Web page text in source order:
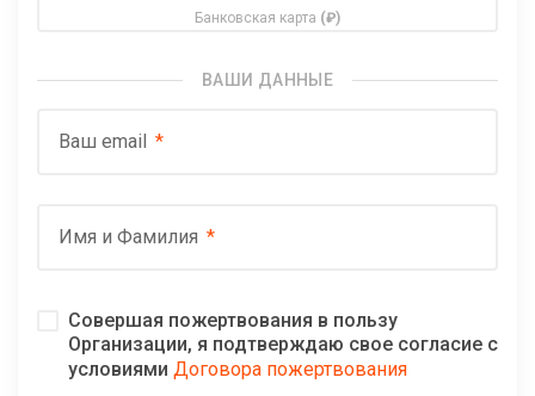
Банковская карта (₽)
ВАШИ ДАННЫЕ
Ваш email
Имя и Фамилия
Совершая пожертвования в пользу
Организации, я подтверждаю свое согласие с
условиями Договора пожертвования